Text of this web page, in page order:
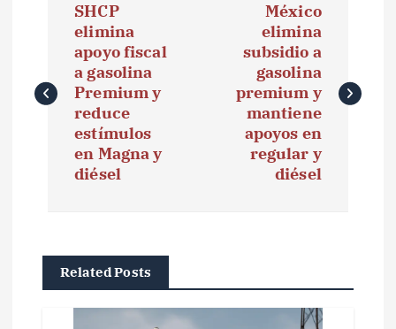
e
SHCP
elimina
apoyo fiscal
a gasolina
Premium y
reduce
estímulos
en Magna y
diésel
México
elimina
subsidio a
gasolina
premium y
mantiene
apoyos en
regular y
diésel
Related Posts